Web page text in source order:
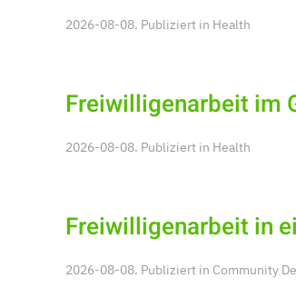
2026-08-08. Publiziert in Health
Freiwilligenarbeit im
2026-08-08. Publiziert in Health
Freiwilligenarbeit in
2026-08-08. Publiziert in Community